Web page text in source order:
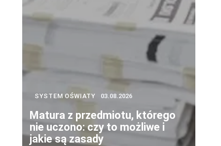
SYSTEM OŚWIATY 03.08.2026
Matura z przedmiotu, którego
nie uczono: czy to możliwe i
jakie są zasady